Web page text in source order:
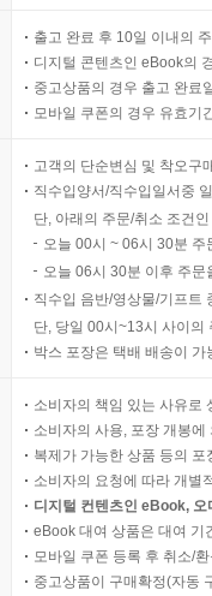
출고 완료 후 10일 이내의
디지털 콘텐츠인 eBook의
중고상품의 경우 출고 완료
모바일 쿠폰의 경우 유효기
고객의 단순변심 및 착오구
직수입양서/직수입일서중
단, 아래의 주문/취소 조건
오늘 00시 ~ 06시 30분
오늘 06시 30분 이후 주
직수입 음반/영상물/기프트
단, 당일 00시~13시 사이의
박스 포장은 택배 배송이
소비자의 책임 있는 사유로
소비자의 사용, 포장 개봉
복제가 가능한 상품 등의
소비자의 요청에 따라 개별
디지털 컨텐츠인 eBook,
eBook 대여 상품은 대여 기
모바일 쿠폰 등록 후 취소/
중고상품이 구매확정(자동